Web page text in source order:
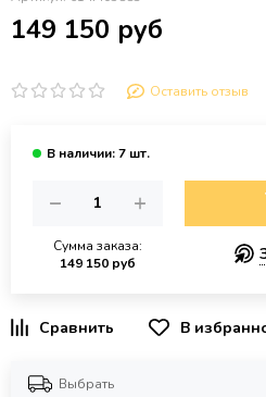
149 150 руб
Оставить отзыв
Сумма заказа:
149 150 руб
В
Выбрать